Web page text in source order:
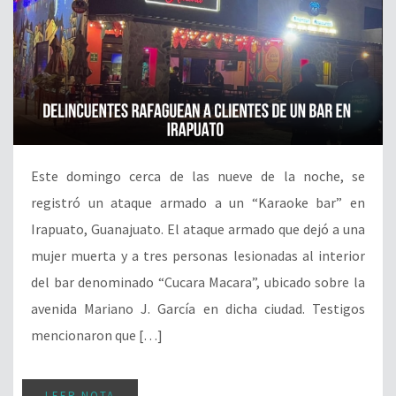
Este domingo cerca de las nueve de la noche, se
registró un ataque armado a un “Karaoke bar” en
Irapuato, Guanajuato. El ataque armado que dejó a una
mujer muerta y a tres personas lesionadas al interior
del bar denominado “Cucara Macara”, ubicado sobre la
avenida Mariano J. García en dicha ciudad. Testigos
mencionaron que […]